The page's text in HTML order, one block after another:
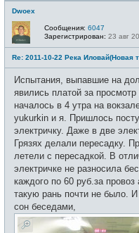
Dwoex
Сообщения: 6047
Зарегистрирован: 23 авг
Re: 2011-10-22 Река Иловай(Новая
Испытания, выпавшие на
явились платой за
началось в 4 утра на
yukurkin и я. Пришлось
электричку. Даже в две
Грязях делали пересадку.
летели с пересадкой. В
электричке не разносила
каждого по 60 руб.за
такую рань почти не было.
сон беседами,